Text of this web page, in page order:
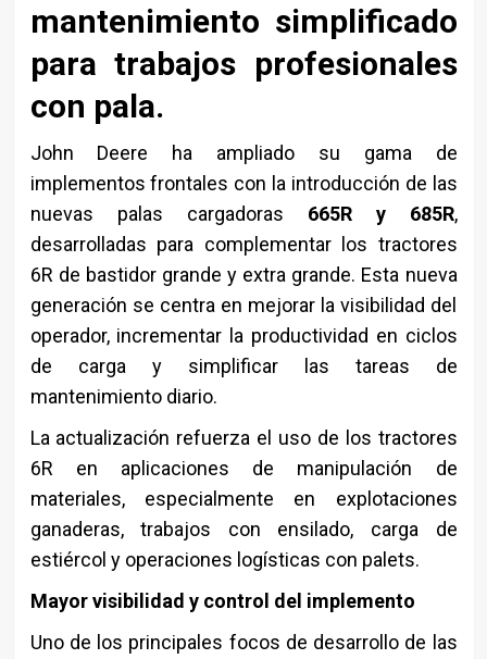
mantenimiento simplificado
para trabajos profesionales
con pala.
John Deere ha ampliado su gama de
implementos frontales con la introducción de las
nuevas palas cargadoras 665R y 685R,
desarrolladas para complementar los tractores
6R de bastidor grande y extra grande. Esta nueva
generación se centra en mejorar la visibilidad del
operador, incrementar la productividad en ciclos
de carga y simplificar las tareas de
mantenimiento diario.
La actualización refuerza el uso de los tractores
6R en aplicaciones de manipulación de
materiales, especialmente en explotaciones
ganaderas, trabajos con ensilado, carga de
estiércol y operaciones logísticas con palets.
Mayor visibilidad y control del implemento
Uno de los principales focos de desarrollo de las